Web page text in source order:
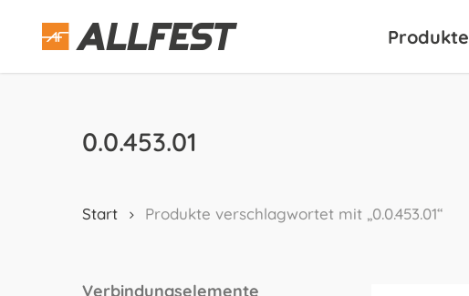
content
Produkte
0.0.453.01
Start Produkte verschlagwortet mit „0.0.453.01“
Verbindungselemente